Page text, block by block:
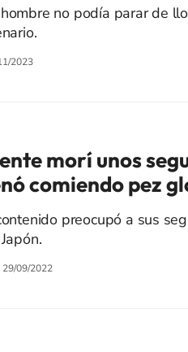
no podía parar de
2023
morí unos
comiendo pez
preocupó a sus
29/09/2022